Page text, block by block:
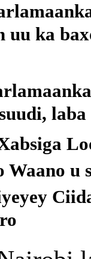
ka
Waano u